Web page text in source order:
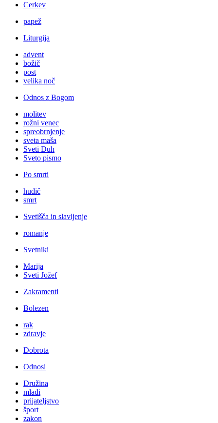
Cerkev
papež
Liturgija
advent
božič
post
velika noč
Odnos z Bogom
molitev
rožni venec
spreobrnjenje
sveta maša
Sveti Duh
Sveto pismo
Po smrti
hudič
smrt
Svetišča in slavljenje
romanje
Svetniki
Marija
Sveti Jožef
Zakramenti
Bolezen
rak
zdravje
Dobrota
Odnosi
Družina
mladi
prijateljstvo
šport
zakon